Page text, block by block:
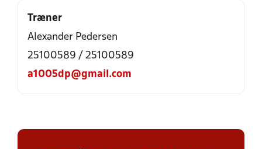
Træner
Alexander Pedersen
25100589 / 25100589
a1005dp@gmail.com